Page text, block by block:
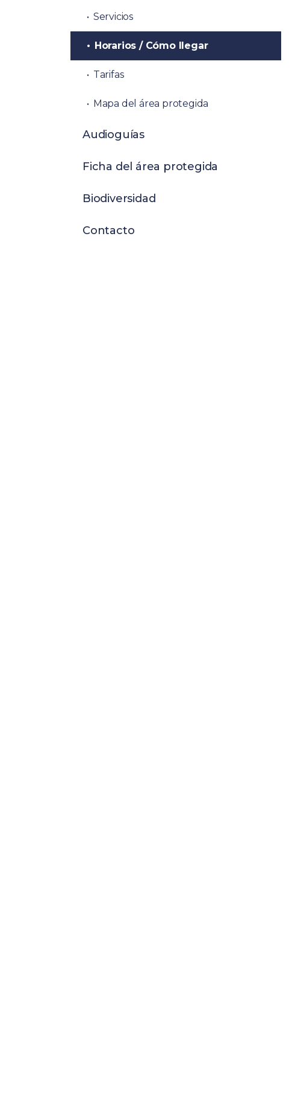
Servicios
Horarios / Cómo llegar
Tarifas
Mapa del área protegida
Audioguías
Ficha del área protegida
Biodiversidad
Contacto